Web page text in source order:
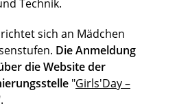
Technik.
richtet sich an Mädchen
Die Anmeldung
die Website der
"Girls'Day –